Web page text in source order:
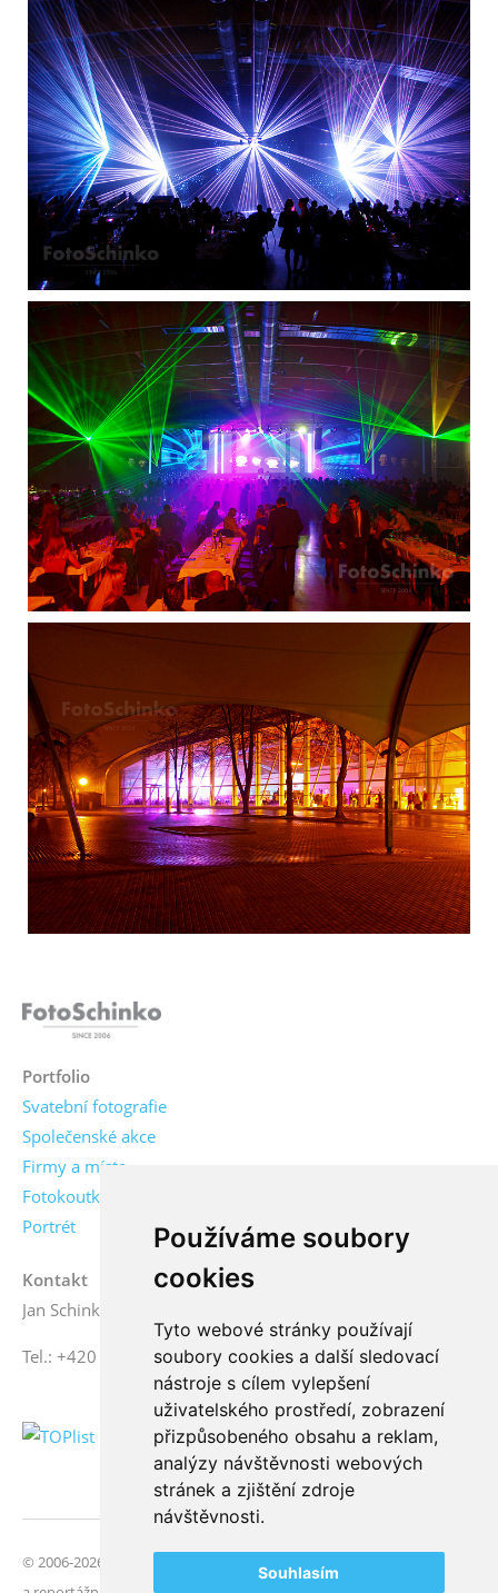
Používáme soubory
cookies
Tyto webové stránky používají
soubory cookies a další sledovací
nástroje s cílem vylepšení
uživatelského prostředí, zobrazení
přizpůsobeného obsahu a reklam,
analýzy návštěvnosti webových
stránek a zjištění zdroje
návštěvnosti.
Souhlasím
Portfolio
Svatební fotografie
Společenské akce
Firmy a místa
Fotokoutky
Portrét
Kontakt
Jan Schinko jr., fotograf
Tel.: +420 776 771 000
© 2006-2026 FotoSchinko, všechna práva vyhrazena | Svatební